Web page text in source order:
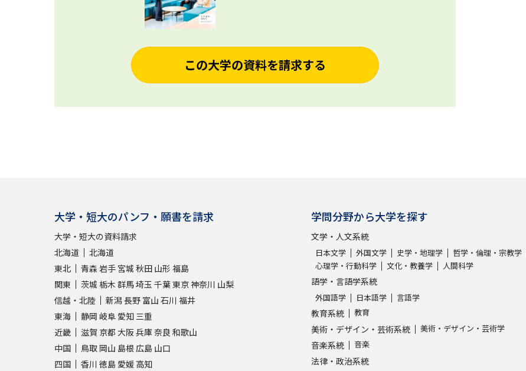
この大学の資料を請求する
大学・短大のパンフ・願書を請求
大学・短大の資料請求
北海道
北海道
東北
青森 岩手 宮城 秋田 山形 福島
関東
茨城 栃木 群馬埼玉 千葉東京神奈川 山梨
信越・北陸
新潟長野 富山 石川 福井
東海
静岡 岐阜 愛知 三重
近畿
滋賀 京都 大阪兵庫奈良 和歌山
中国
鳥取 岡山 島根 広島 山口
四国
香川 徳島 愛媛 高知
学問分野から大学を探す
文学・人文系統
日本文学 外国文学 史学・地理学
哲学・倫理・宗教学
心理学・行動科学
文化・教養学 人間科学
語学・言語学系統
外国語学 日本語学 言語学
教育系統 教育
美術・デザイン・芸術系統 美術・デザイン・芸術学
音楽系統 音楽
法律・政治系統